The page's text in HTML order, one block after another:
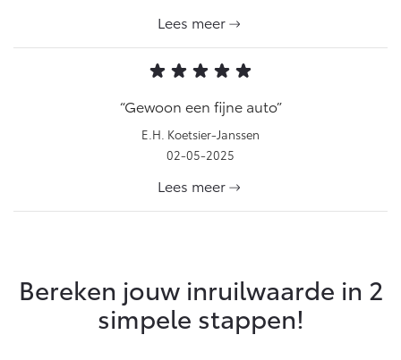
Lees meer
Gewoon een fijne auto
E.H. Koetsier-Janssen
02-05-2025
Lees meer
Bereken jouw inruilwaarde in 2
simpele stappen!